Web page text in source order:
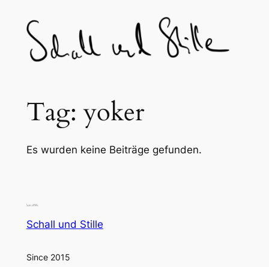
content
Tag:yoker
Es wurden keine Beiträge gefunden.
Schall und Stille
Since 2015